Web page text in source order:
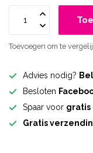
Toevoegen om te
Advies nodig?
Besloten
Spaar voor gratis
Gratis